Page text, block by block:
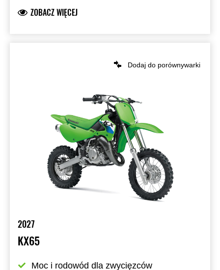
ZOBACZ WIĘCEJ
Dodaj do porównywarki
2027
KX65
Moc i rodowód dla zwycięzców